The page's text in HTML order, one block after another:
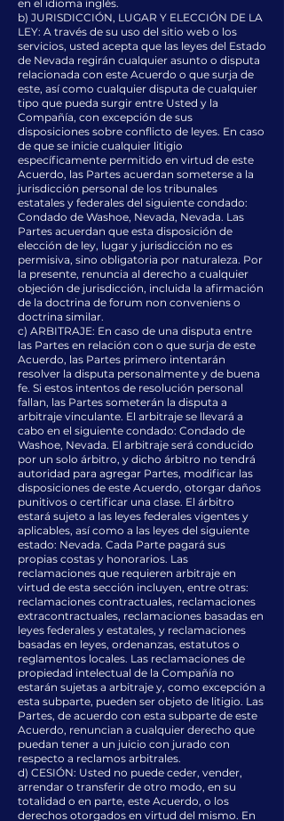
en el idioma inglés.
b) JURISDICCIÓN, LUGAR Y ELECCIÓN DE LA
LEY: A través de su uso del sitio web o los
servicios, usted acepta que las leyes del Estado
de Nevada regirán cualquier asunto o disputa
relacionada con este Acuerdo o que surja de
este, así como cualquier disputa de cualquier
tipo que pueda surgir entre Usted y la
Compañía, con excepción de sus
disposiciones sobre conflicto de leyes. En caso
de que se inicie cualquier litigio
específicamente permitido en virtud de este
Acuerdo, las Partes acuerdan someterse a la
jurisdicción personal de los tribunales
estatales y federales del siguiente condado:
Condado de Washoe, Nevada, Nevada. Las
Partes acuerdan que esta disposición de
elección de ley, lugar y jurisdicción no es
permisiva, sino obligatoria por naturaleza. Por
la presente, renuncia al derecho a cualquier
objeción de jurisdicción, incluida la afirmación
de la doctrina de forum non conveniens o
doctrina similar.
c) ARBITRAJE: En caso de una disputa entre
las Partes en relación con o que surja de este
Acuerdo, las Partes primero intentarán
resolver la disputa personalmente y de buena
fe. Si estos intentos de resolución personal
fallan, las Partes someterán la disputa a
arbitraje vinculante. El arbitraje se llevará a
cabo en el siguiente condado: Condado de
Washoe, Nevada. El arbitraje será conducido
por un solo árbitro, y dicho árbitro no tendrá
autoridad para agregar Partes, modificar las
disposiciones de este Acuerdo, otorgar daños
punitivos o certificar una clase. El árbitro
estará sujeto a las leyes federales vigentes y
aplicables, así como a las leyes del siguiente
estado: Nevada. Cada Parte pagará sus
propias costas y honorarios. Las
reclamaciones que requieren arbitraje en
virtud de esta sección incluyen, entre otras:
reclamaciones contractuales, reclamaciones
extracontractuales, reclamaciones basadas en
leyes federales y estatales, y reclamaciones
basadas en leyes, ordenanzas, estatutos o
reglamentos locales. Las reclamaciones de
propiedad intelectual de la Compañía no
estarán sujetas a arbitraje y, como excepción a
esta subparte, pueden ser objeto de litigio. Las
Partes, de acuerdo con esta subparte de este
Acuerdo, renuncian a cualquier derecho que
puedan tener a un juicio con jurado con
respecto a reclamos arbitrales.
d) CESIÓN: Usted no puede ceder, vender,
arrendar o transferir de otro modo, en su
totalidad o en parte, este Acuerdo, o los
derechos otorgados en virtud del mismo. En